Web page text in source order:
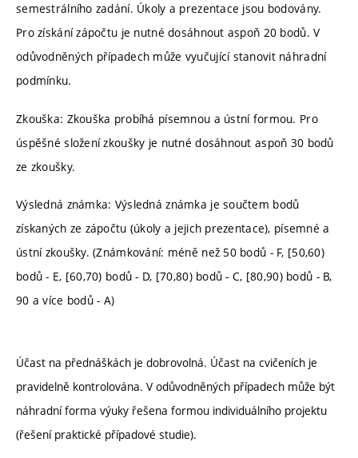
semestrálního zadání. Úkoly a prezentace jsou bodovány.
Pro získání zápočtu je nutné dosáhnout aspoň 20 bodů. V
odůvodněných případech může vyučující stanovit náhradní
podmínku.
Zkouška: Zkouška probíhá písemnou a ústní formou. Pro
úspěšné složení zkoušky je nutné dosáhnout aspoň 30 bodů
ze zkoušky.
Výsledná známka: Výsledná známka je součtem bodů
získaných ze zápočtu (úkoly a jejich prezentace), písemné a
ústní zkoušky. (Známkování: méně než 50 bodů - F, [50,60)
bodů - E, [60,70) bodů - D, [70,80) bodů - C, [80,90) bodů - B,
90 a více bodů - A)
Účast na přednáškách je dobrovolná. Účast na cvičeních je
pravidelně kontrolována. V odůvodněných případech může být
náhradní forma výuky řešena formou individuálního projektu
(řešení praktické případové studie).